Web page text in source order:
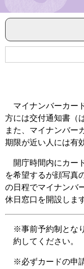
マイナンバーカー
方には交付通知書（
また、マイナンバー
期限が近い人には有
開庁時間内にカー
を希望するが顔写真
の日程でマイナンバ
休日窓口を開設しま
※事前予約制とな
約してください。
※必ずカードの申